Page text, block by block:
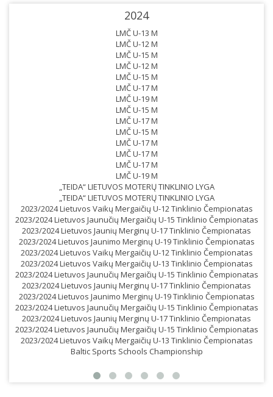
2024
LMČ U-13 M
LMČ U-12 M
LMČ U-15 M
LMČ U-12 M
LMČ U-15 M
LMČ U-17 M
LMČ U-19 M
LMČ U-15 M
LMČ U-17 M
LMČ U-15 M
LMČ U-17 M
LMČ U-17 M
LMČ U-17 M
LMČ U-19 M
„TEIDA“ LIETUVOS MOTERŲ TINKLINIO LYGA
„TEIDA“ LIETUVOS MOTERŲ TINKLINIO LYGA
2023/2024 Lietuvos Vaikų Mergaičių U-12 Tinklinio Čempionatas
2023/2024 Lietuvos Jaunučių Mergaičių U-15 Tinklinio Čempionatas
2023/2024 Lietuvos Jaunių Merginų U-17 Tinklinio Čempionatas
2023/2024 Lietuvos Jaunimo Merginų U-19 Tinklinio Čempionatas
2023/2024 Lietuvos Vaikų Mergaičių U-12 Tinklinio Čempionatas
2023/2024 Lietuvos Vaikų Mergaičių U-13 Tinklinio Čempionatas
2023/2024 Lietuvos Jaunučių Mergaičių U-15 Tinklinio Čempionatas
2023/2024 Lietuvos Jaunių Merginų U-17 Tinklinio Čempionatas
2023/2024 Lietuvos Jaunimo Merginų U-19 Tinklinio Čempionatas
2023/2024 Lietuvos Jaunučių Mergaičių U-15 Tinklinio Čempionatas
2023/2024 Lietuvos Jaunių Merginų U-17 Tinklinio Čempionatas
2023/2024 Lietuvos Jaunučių Mergaičių U-15 Tinklinio Čempionatas
2023/2024 Lietuvos Vaikų Mergaičių U-13 Tinklinio Čempionatas
Baltic Sports Schools Championship